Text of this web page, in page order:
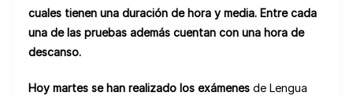
cuales tienen una duración de hora y media. Entre cada
una de las pruebas además cuentan con una hora de
descanso.
Hoy martes se han realizado los exámenes de Lengua